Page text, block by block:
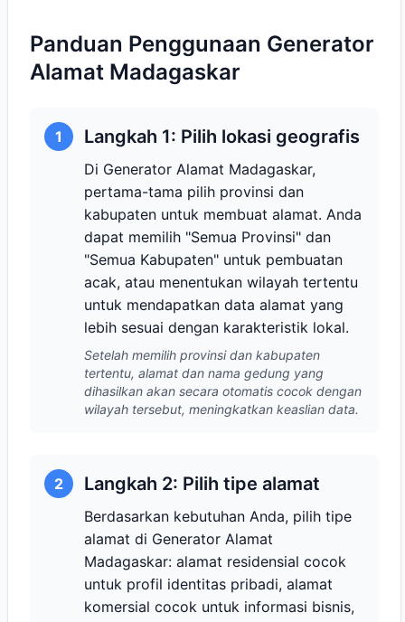
Panduan Penggunaan Generator
Alamat Madagaskar
1 Langkah 1: Pilih lokasi geografis
Di Generator Alamat Madagaskar,
pertama-tama pilih provinsi dan
kabupaten untuk membuat alamat. Anda
dapat memilih "Semua Provinsi" dan
"Semua Kabupaten" untuk pembuatan
acak, atau menentukan wilayah tertentu
untuk mendapatkan data alamat yang
lebih sesuai dengan karakteristik lokal.
Setelah memilih provinsi dan kabupaten
tertentu, alamat dan nama gedung yang
dihasilkan akan secara otomatis cocok dengan
wilayah tersebut, meningkatkan keaslian data.
2 Langkah 2: Pilih tipe alamat
Berdasarkan kebutuhan Anda, pilih tipe
alamat di Generator Alamat
Madagaskar: alamat residensial cocok
untuk profil identitas pribadi, alamat
komersial cocok untuk informasi bisnis,